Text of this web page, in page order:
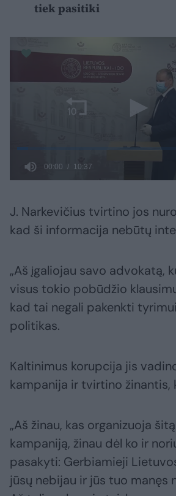
tiek pasitiki
J. Narkevičius tvirtino jos
kad ši informacija nebūtų
„Aš įgaliojau savo advokatą,
visus tokio pobūdžio
kad tai negali pakenkti
politikas.
Kaltinimus korupcija jis
kampanija ir tvirtino žinantis,
„Aš žinau, kas organizuoja
kampaniją, žinau dėl ko ir
pasakyti: Gerbiamieji
jūsų nebijau ir jūs tuo manęs